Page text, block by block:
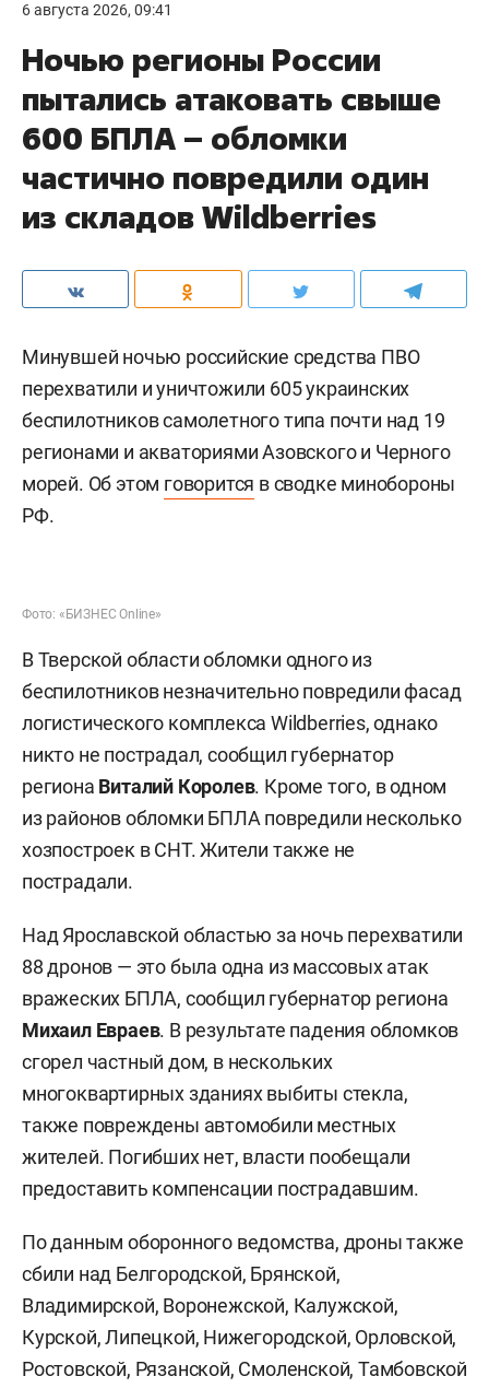
6 августа 2026, 09:41
Ночью регионы России
пытались атаковать свыше
600 БПЛА – обломки
частично повредили один
из складов Wildberries
Минувшей ночью российские средства ПВО
перехватили и уничтожили 605 украинских
беспилотников самолетного типа почти над 19
регионами и акваториями Азовского и Черного
морей. Об этом говорится в сводке минобороны
РФ.
Фото: «БИЗНЕС Online»
В Тверской области обломки одного из
беспилотников незначительно повредили фасад
логистического комплекса Wildberries, однако
никто не пострадал, сообщил губернатор
региона Виталий Королев. Кроме того, в одном
из районов обломки БПЛА повредили несколько
хозпостроек в СНТ. Жители также не
пострадали.
Над Ярославской областью за ночь перехватили
88 дронов — это была одна из массовых атак
вражеских БПЛА, сообщил губернатор региона
Михаил Евраев. В результате падения обломков
сгорел частный дом, в нескольких
многоквартирных зданиях выбиты стекла,
также повреждены автомобили местных
жителей. Погибших нет, власти пообещали
предоставить компенсации пострадавшим.
По данным оборонного ведомства, дроны также
сбили над Белгородской, Брянской,
Владимирской, Воронежской, Калужской,
Курской, Липецкой, Нижегородской, Орловской,
Ростовской, Рязанской, Смоленской, Тамбовской